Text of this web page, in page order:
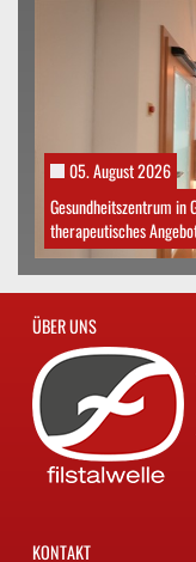
05. August 2026
Gesundheitszentrum in
therapeutisches
ÜBER UNS
KONTAKT